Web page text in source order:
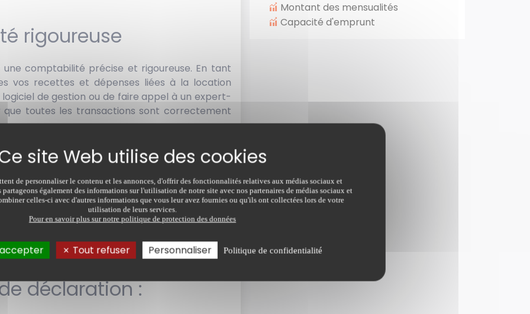
rigoureuse
comptabilité précise et rigoureuse. En tant
vos recettes et dépenses liées à la location
de gestion ou de faire appel à un expert-
que toutes les transactions sont correctement
applicables :
règles fiscales spécifiques au régime LMNP.
à ne pas dépasser pour rester dans ce
déductibles. Familiarisez-vous avec les
ou régime réel) et choisissez celui qui vous
déclaration :
Montant des mensualités
Capacité d'emprunt
de personnaliser le contenu et les annonces, d'offrir des fonctionnalités relatives aux médias sociaux et
également des informations sur l'utilisation de notre site avec nos partenaires de médias sociaux et
celles-ci avec d'autres informations que vous leur avez fournies ou qu'ils ont collectées lors de votre
utilisation de leurs services.
Pour en savoir plus sur notre politique de protection des données
Tout refuser Personnaliser Politique de confidentialité